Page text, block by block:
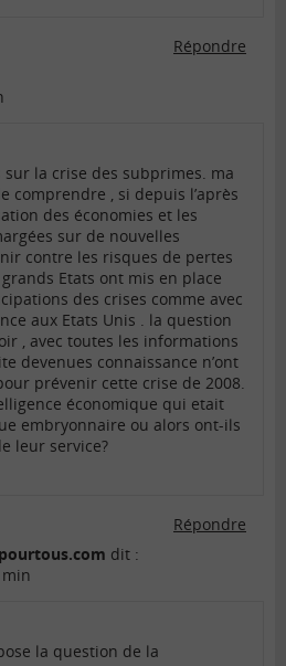
Répondre
sur la crise des subprimes. ma
comprendre , si depuis l’après
des économies et les
sur de nouvelles
contre les risques de pertes
Etats ont mis en place
des crises comme avec
aux Etats Unis . la question
, avec toutes les informations
devenues connaissance n’ont
prévenir cette crise de 2008.
économique qui etait
embryonnaire ou alors ont-ils
leur service?
Répondre
dit :
la question de la